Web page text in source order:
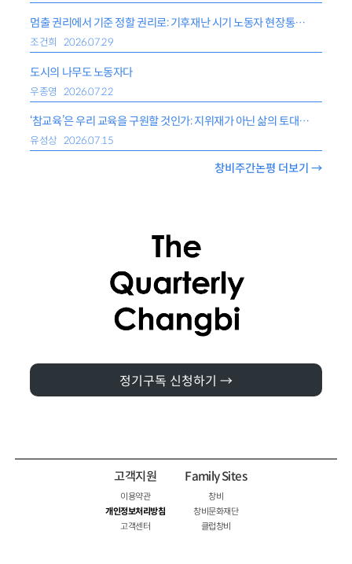
멈출 권리에서 기준 정할 권리로: 기후재난 시기 노동자 현장통제권
조건희 2026.07.29
도시의 나무도 노동자다
우종영 2026.07.22
‘참교육’은 우리 교육을 구원할 것인가: 지위재가 아닌 삶의 토대가 되는 교육
유성상 2026.07.15
창비주간논평 더보기 →
정기구독 신청하기 →
고객지원
이용약관
개인정보처리방침
고객센터
Family Sites
창비
창비문화재단
클럽창비